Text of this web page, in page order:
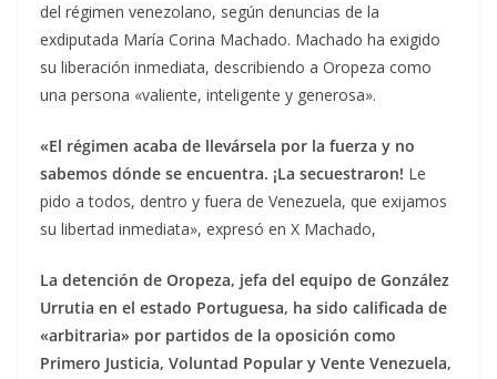
del régimen venezolano, según denuncias de la
exdiputada María Corina Machado. Machado ha exigido
su liberación inmediata, describiendo a Oropeza como
una persona «valiente, inteligente y generosa».
«El régimen acaba de llevársela por la fuerza y no
sabemos dónde se encuentra. ¡La secuestraron! Le
pido a todos, dentro y fuera de Venezuela, que exijamos
su libertad inmediata», expresó en X Machado,
La detención de Oropeza, jefa del equipo de González
Urrutia en el estado Portuguesa, ha sido calificada de
«arbitraria» por partidos de la oposición como
Primero Justicia, Voluntad Popular y Vente Venezuela,